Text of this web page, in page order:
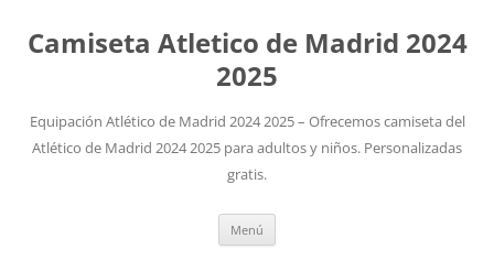
Camiseta Atletico de Madrid 2024
2025
Equipación Atlético de Madrid 2024 2025 – Ofrecemos camiseta del
Atlético de Madrid 2024 2025 para adultos y niños. Personalizadas
gratis.
Menú